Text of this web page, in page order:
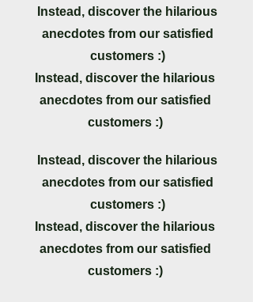
Instead, discover the hilarious
anecdotes from our satisfied
customers :)
Instead, discover the hilarious
anecdotes from our satisfied
customers :)
Instead, discover the hilarious
anecdotes from our satisfied
customers :)
Instead, discover the hilarious
anecdotes from our satisfied
customers :)